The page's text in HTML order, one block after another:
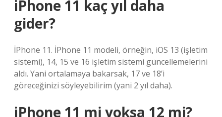
iPhone 11 kaç yıl daha
gider?
İPhone 11. İPhone 11 modeli, örneğin, iOS 13 (işletim
sistemi), 14, 15 ve 16 işletim sistemi güncellemelerini
aldı. Yani ortalamaya bakarsak, 17 ve 18’i
göreceğinizi söyleyebilirim (yani 2 yıl daha).
iPhone 11 mi yoksa 12 mi?